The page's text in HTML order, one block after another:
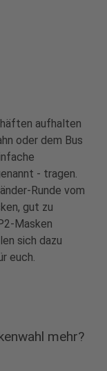
aufhalten
oder dem Bus
- tragen.
Runde vom
gut zu
Masken
sich dazu
euch.
mehr?